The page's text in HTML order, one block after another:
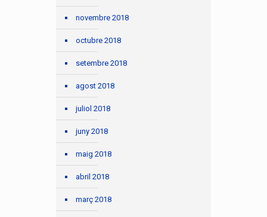
novembre 2018
octubre 2018
setembre 2018
agost 2018
juliol 2018
juny 2018
maig 2018
abril 2018
març 2018